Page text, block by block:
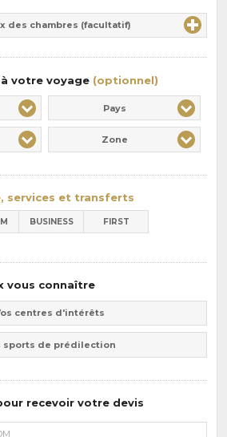
des chambres (facultatif)
votre voyage (optionnel)
Pays
Zone
services et transferts
BUSINESS FIRST
vous connaître
centres d'intérêts
sports de prédilection
recevoir votre devis